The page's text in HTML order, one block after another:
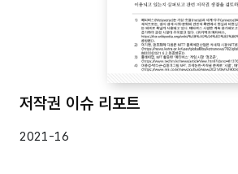
저작권 이슈 리포트
2021-16